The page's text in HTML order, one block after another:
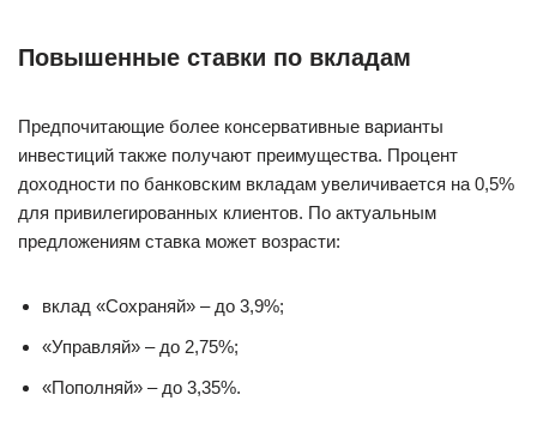
Повышенные ставки по вкладам
Предпочитающие более консервативные варианты
инвестиций также получают преимущества. Процент
доходности по банковским вкладам увеличивается на 0,5%
для привилегированных клиентов. По актуальным
предложениям ставка может возрасти:
вклад «Сохраняй» – до 3,9%;
«Управляй» – до 2,75%;
«Пополняй» – до 3,35%.